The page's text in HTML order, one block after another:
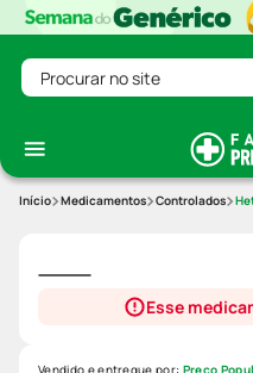
Procurar no site
Medicamentos Controlados
Esse
Vendido e entregue por: Preço